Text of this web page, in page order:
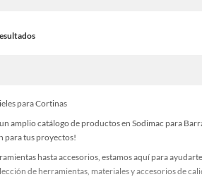
para Cortinas
amplio catálogo de productos en Sodimac para
para tus proyectos!
hasta accesorios, estamos aquí para
de herramientas, materiales y accesorios de